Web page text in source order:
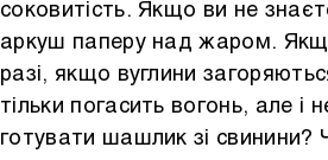
соковитість. Якщо ви не
аркуш паперу над жаром. Якщо
разі, якщо вуглини
тільки погасить вогонь, але і
готувати шашлик зі свинини?